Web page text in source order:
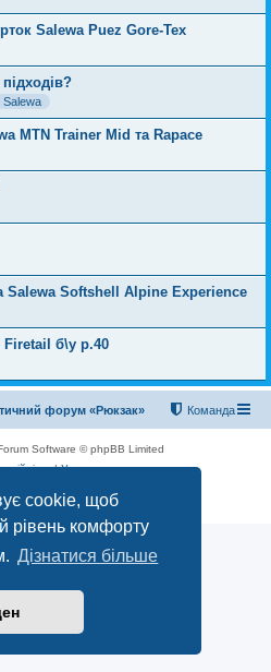
cookie, щоб
рівень комфорту
Дізнатися більше
Salewa Puez Gore-Tex
Salewa
MTN Trainer Mid та Rapace
Salewa Softshell Alpine Experience
Firetail б\у р.40
форум «Рюкзак» Команда
Software © phpBB Limited
|Умови